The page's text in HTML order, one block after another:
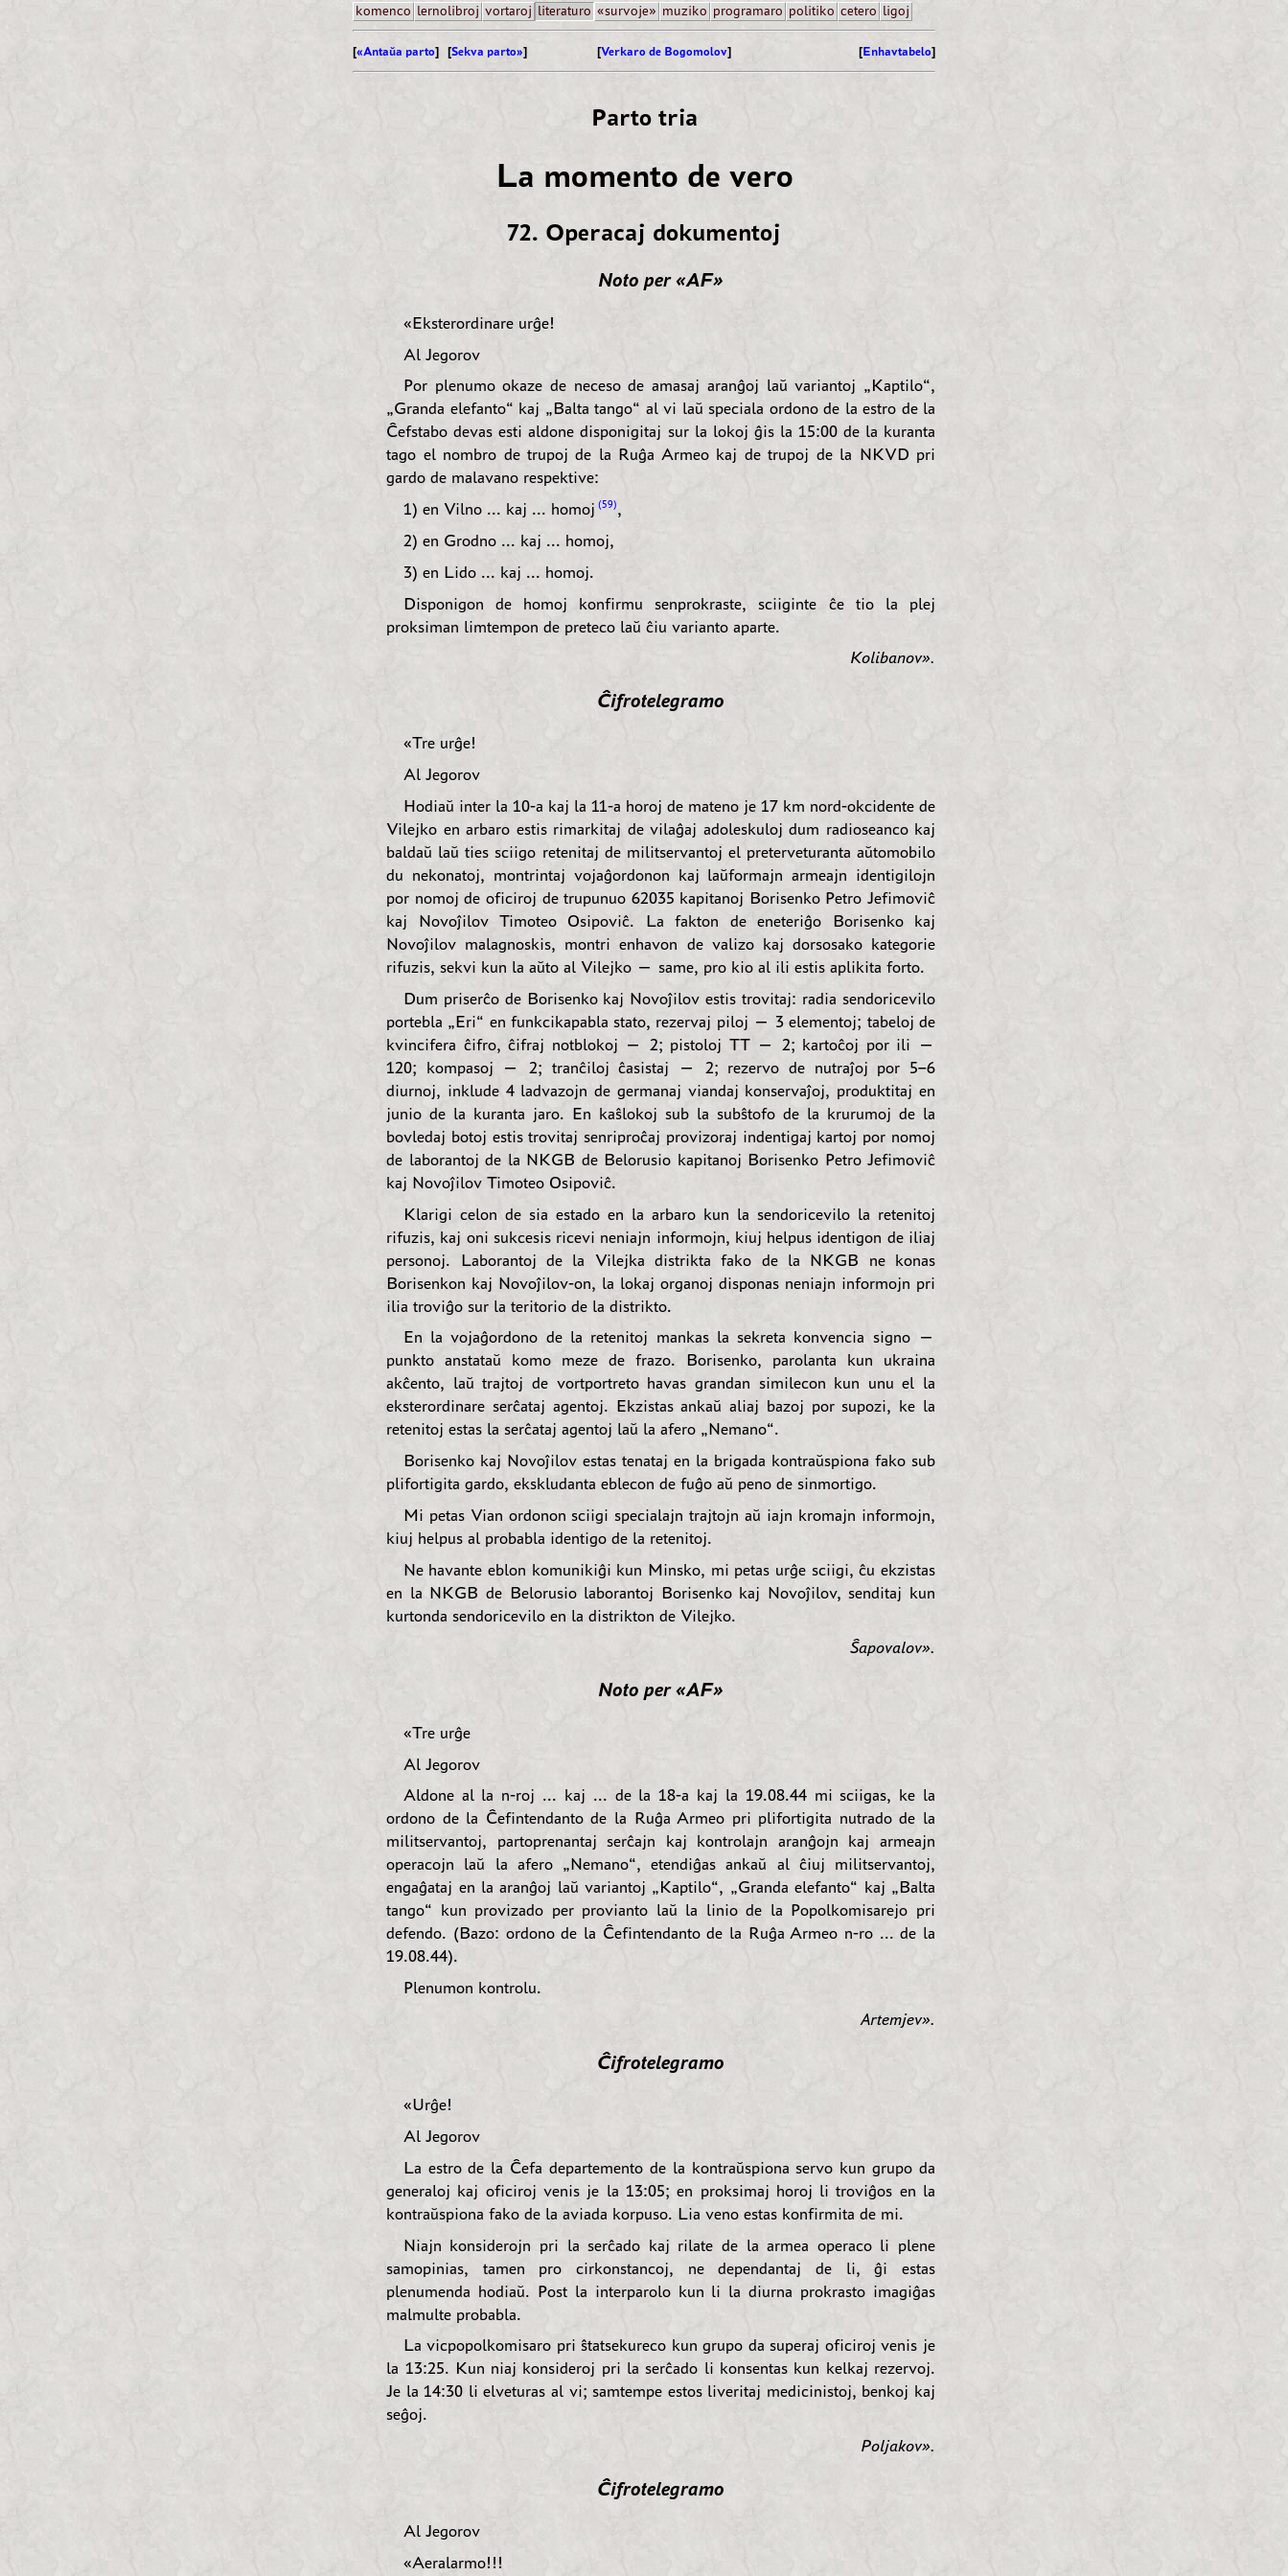
komenco lernolibroj vortaroj literaturo «survoje» muziko programaro politiko cetero ligoj
[«Antaŭa parto] [Sekva parto»] [Verkaro de Bogomolov] [Enhavtabelo]
Parto tria
La momento de vero
72. Operacaj dokumentoj
Noto per «AF»
«Eksterordinare urĝe!
Al Jegorov
Por plenumo okaze de neceso de amasaj aranĝoj laŭ variantoj „Kaptilo“,
„Granda elefanto“ kaj „Balta tango“ al vi laŭ speciala ordono de la estro de la
Ĉefstabo devas esti aldone disponigitaj sur la lokoj ĝis la 15:00 de la kuranta
tago el nombro de trupoj de la Ruĝa Armeo kaj de trupoj de la NKVD pri
gardo de malavano respektive:
1) en Vilno ... kaj ... homoj 59 ,
2) en Grodno ... kaj ... homoj,
3) en Lido ... kaj ... homoj.
Disponigon de homoj konfirmu senprokraste, sciiginte ĉe tio la plej
proksiman limtempon de preteco laŭ ĉiu varianto aparte.
Kolibanov».
Ĉifrotelegramo
«Tre urĝe!
Al Jegorov
Hodiaŭ inter la 10-a kaj la 11-a horoj de mateno je 17 km nord-okcidente de
Vilejko en arbaro estis rimarkitaj de vilaĝaj adoleskuloj dum radioseanco kaj
baldaŭ laŭ ties sciigo retenitaj de militservantoj el preterveturanta aŭtomobilo
du nekonatoj, montrintaj vojaĝordonon kaj laŭformajn armeajn identigilojn
por nomoj de oficiroj de trupunuo 62035 kapitanoj Borisenko Petro Jefimoviĉ
kaj Novoĵilov Timoteo Osipoviĉ. La fakton de eneteriĝo Borisenko kaj
Novoĵilov malagnoskis, montri enhavon de valizo kaj dorsosako kategorie
rifuzis, sekvi kun la aŭto al Vilejko — same, pro kio al ili estis aplikita forto.
Dum priserĉo de Borisenko kaj Novoĵilov estis trovitaj: radia sendoricevilo
portebla „Eri“ en funkcikapabla stato, rezervaj piloj — 3 elementoj; tabeloj de
kvincifera ĉifro, ĉifraj notblokoj — 2; pistoloj TT — 2; kartoĉoj por ili —
120; kompasoj — 2; tranĉiloj ĉasistaj — 2; rezervo de nutraĵoj por 5–6
diurnoj, inklude 4 ladvazojn de germanaj viandaj konservaĵoj, produktitaj en
junio de la kuranta jaro. En kaŝlokoj sub la subŝtofo de la krurumoj de la
bovledaj botoj estis trovitaj senriproĉaj provizoraj indentigaj kartoj por nomoj
de laborantoj de la NKGB de Belorusio kapitanoj Borisenko Petro Jefimoviĉ
kaj Novoĵilov Timoteo Osipoviĉ.
Klarigi celon de sia estado en la arbaro kun la sendoricevilo la retenitoj
rifuzis, kaj oni sukcesis ricevi neniajn informojn, kiuj helpus identigon de iliaj
personoj. Laborantoj de la Vilejka distrikta fako de la NKGB ne konas
Borisenkon kaj Novoĵilov-on, la lokaj organoj disponas neniajn informojn pri
ilia troviĝo sur la teritorio de la distrikto.
En la vojaĝordono de la retenitoj mankas la sekreta konvencia signo —
punkto anstataŭ komo meze de frazo. Borisenko, parolanta kun ukraina
akĉento, laŭ trajtoj de vortportreto havas grandan similecon kun unu el la
eksterordinare serĉataj agentoj. Ekzistas ankaŭ aliaj bazoj por supozi, ke la
retenitoj estas la serĉataj agentoj laŭ la afero „Nemano“.
Borisenko kaj Novoĵilov estas tenataj en la brigada kontraŭspiona fako sub
plifortigita gardo, ekskludanta eblecon de fuĝo aŭ peno de sinmortigo.
Mi petas Vian ordonon sciigi specialajn trajtojn aŭ iajn kromajn informojn,
kiuj helpus al probabla identigo de la retenitoj.
Ne havante eblon komunikiĝi kun Minsko, mi petas urĝe sciigi, ĉu ekzistas
en la NKGB de Belorusio laborantoj Borisenko kaj Novoĵilov, senditaj kun
kurtonda sendoricevilo en la distrikton de Vilejko.
Ŝapovalov».
Noto per «AF»
«Tre urĝe
Al Jegorov
Aldone al la n-roj ... kaj ... de la 18-a kaj la 19.08.44 mi sciigas, ke la
ordono de la Ĉefintendanto de la Ruĝa Armeo pri plifortigita nutrado de la
militservantoj, partoprenantaj serĉajn kaj kontrolajn aranĝojn kaj armeajn
operacojn laŭ la afero „Nemano“, etendiĝas ankaŭ al ĉiuj militservantoj,
engaĝataj en la aranĝoj laŭ variantoj „Kaptilo“, „Granda elefanto“ kaj „Balta
tango“ kun provizado per provianto laŭ la linio de la Popolkomisarejo pri
defendo. (Bazo: ordono de la Ĉefintendanto de la Ruĝa Armeo n-ro ... de la
19.08.44).
Plenumon kontrolu.
Artemjev».
Ĉifrotelegramo
«Urĝe!
Al Jegorov
La estro de la Ĉefa departemento de la kontraŭspiona servo kun grupo da
generaloj kaj oficiroj venis je la 13:05; en proksimaj horoj li troviĝos en la
kontraŭspiona fako de la aviada korpuso. Lia veno estas konfirmita de mi.
Niajn konsiderojn pri la serĉado kaj rilate de la armea operaco li plene
samopinias, tamen pro cirkonstancoj, ne dependantaj de li, ĝi estas
plenumenda hodiaŭ. Post la interparolo kun li la diurna prokrasto imagiĝas
malmulte probabla.
La vicpopolkomisaro pri ŝtatsekureco kun grupo da superaj oficiroj venis je
la 13:25. Kun niaj konsideroj pri la serĉado li konsentas kun kelkaj rezervoj.
Je la 14:30 li elveturas al vi; samtempe estos liveritaj medicinistoj, benkoj kaj
seĝoj.
Poljakov».
Ĉifrotelegramo
Al Jegorov
«Aeralarmo!!!